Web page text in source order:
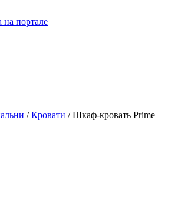
на портале
/Кровати /Шкаф-кровать Prime